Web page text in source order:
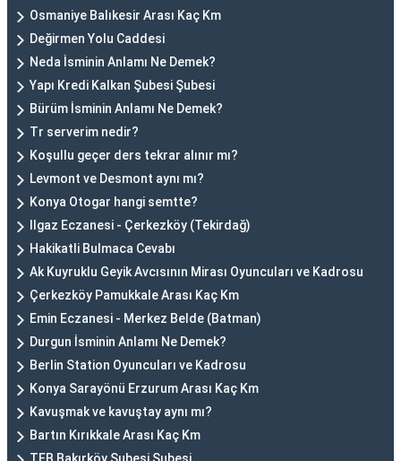
Osmaniye Balıkesir Arası Kaç Km
Değirmen Yolu Caddesi
Neda İsminin Anlamı Ne Demek?
Yapı Kredi Kalkan Şubesi Şubesi
Bürüm İsminin Anlamı Ne Demek?
Tr serverim nedir?
Koşullu geçer ders tekrar alınır mı?
Levmont ve Desmont aynı mı?
Konya Otogar hangi semtte?
Ilgaz Eczanesi - Çerkezköy (Tekirdağ)
Hakikatli Bulmaca Cevabı
Ak Kuyruklu Geyik Avcısının Mirası Oyuncuları ve Kadrosu
Çerkezköy Pamukkale Arası Kaç Km
Emin Eczanesi - Merkez Belde (Batman)
Durgun İsminin Anlamı Ne Demek?
Berlin Station Oyuncuları ve Kadrosu
Konya Sarayönü Erzurum Arası Kaç Km
Kavuşmak ve kavuştay aynı mı?
Bartın Kırıkkale Arası Kaç Km